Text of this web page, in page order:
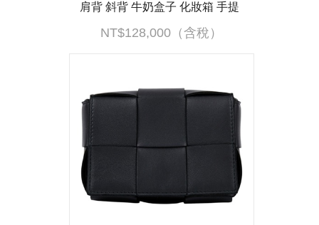
肩背 斜背 牛奶盒子 化妝箱 手提
包 AS3729 晶片款 黃荔枝玫瑰金
鍊提把方包 原廠盒子/防塵袋
NT$128,000（含稅）